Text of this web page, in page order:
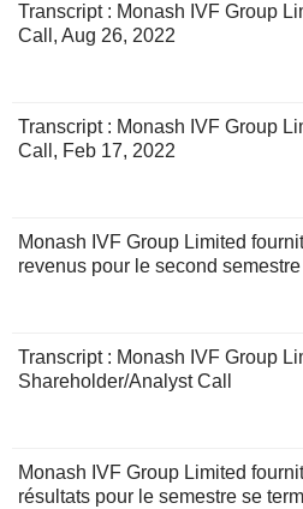
Transcript : Monash IVF Group
Call, Aug 26, 2022
Transcript : Monash IVF Group
Call, Feb 17, 2022
Monash IVF Group Limited
revenus pour le second
Transcript : Monash IVF Group
Shareholder/Analyst Call
Monash IVF Group Limited
résultats pour le semestre se